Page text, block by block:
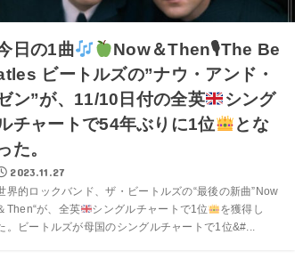
日の1曲
Now＆Then🎙The Be
ビートルズの”ナウ・アンド・
ン”が、11/10日付の全英
シング
チャートで54年ぶりに1位
とな
た。
2023.11.27
界的ロックバンド、ザ・ビートルズの“最後の新曲”Now
Then“が、全英
シングルチャートで1位
を獲得し
。ビートルズが母国のシングルチャートで1位&#...